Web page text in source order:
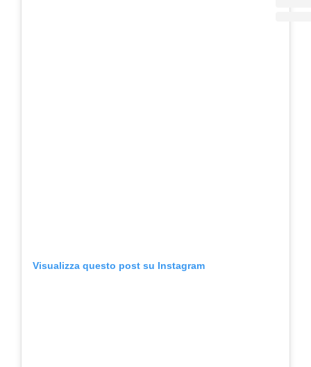
Visualizza questo post su Instagram